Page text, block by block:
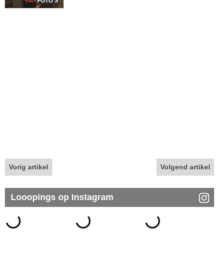
Vorig artikel Volgend artikel
Looopings op Instagram